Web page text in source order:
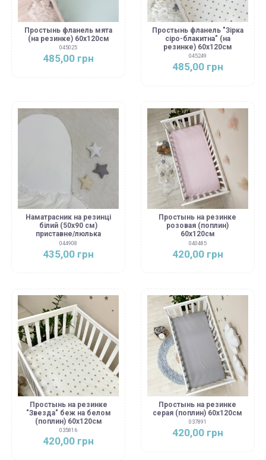
Простынь фланель мята
(на резинке) 60х120см
045025
485,00 грн
Простынь фланель "Зірка
сіро-блакитна" (на
резинке) 60х120см
045249
485,00 грн
Наматрасник на резинці
білий (50х90 см)
приставне/люлька
044908
435,00 грн
Простынь на резинке
розовая (поплин)
60х120см
040485
420,00 грн
Простынь на резинке
"Звезда" беж на белом
(поплин) 60х120см
035816
420,00 грн
Простынь на резинке
серая (поплин) 60х120см
037891
420,00 грн